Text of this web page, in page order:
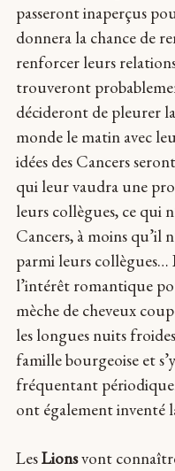
passeront inaperçus
donnera la chance de
renforcer leurs
trouveront
décideront de pleurer
monde le matin avec
idées des Cancers
qui leur vaudra une
leurs collègues, ce qui
Cancers, à moins qu’il
parmi leurs collègues…
l’intérêt romantique
mèche de cheveux
les longues nuits
famille bourgeoise et
fréquentant
ont également inventé
LesLionsvont